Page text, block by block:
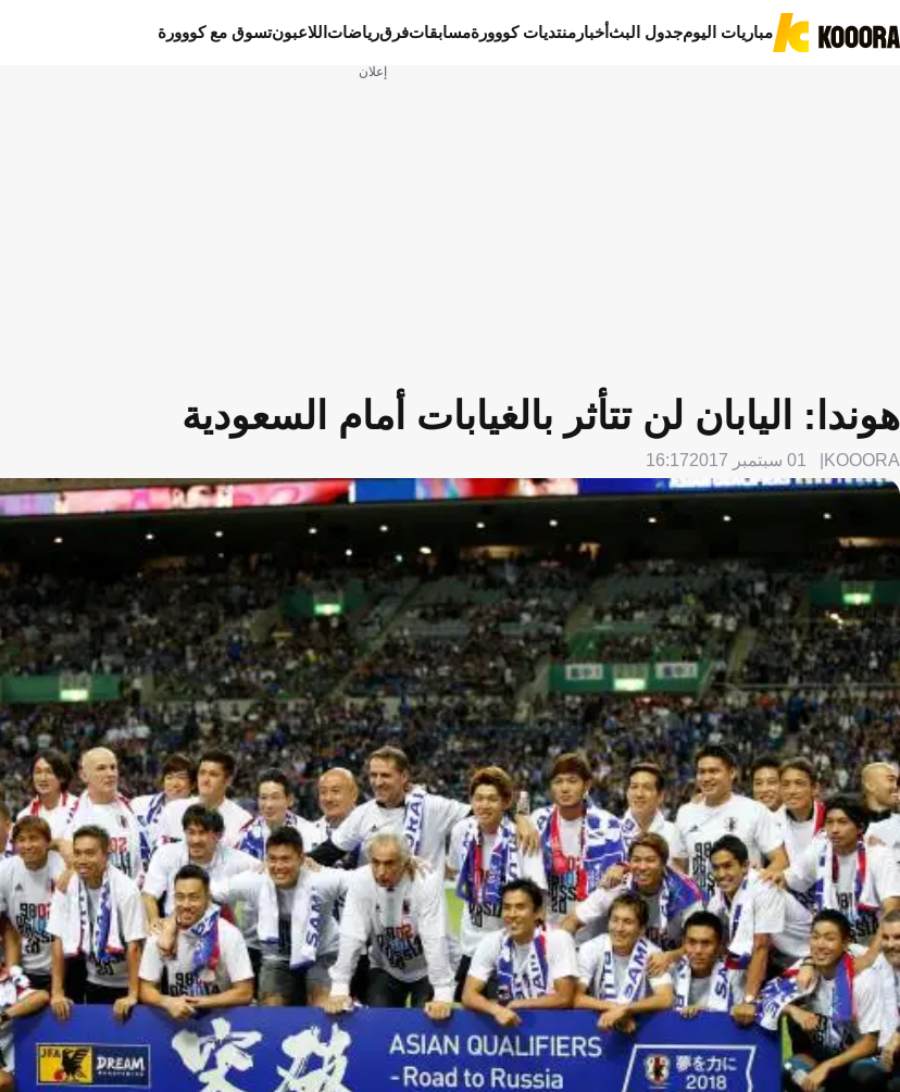
مباريات اليومجدول البثأخبار منتديات كووورةمسابقاتفرقرياضات اللاعبونتسوق مع كووورة
إعلان
هوندا: اليابان لن تتأثر بالغيابات أمام السعودية
KOOORA 01 سبتمبر 2017 16:17